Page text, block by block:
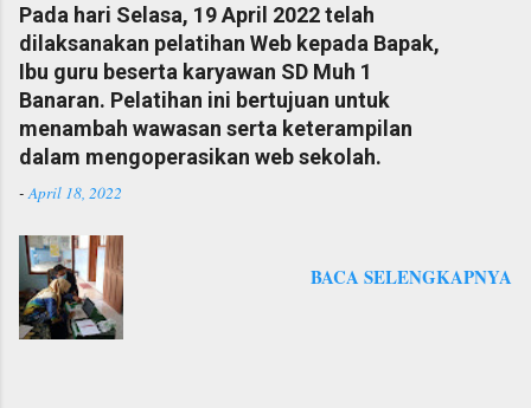
kegiatan syawalan. Kegiatan syawalan ini
dilaksanakan di halaman sekolah SD Muh 1
Banaran. Acara syawalan diawali dengan
melakukan pengibaran bendera merah putih oleh
siswi SD Muh 1 Banaran. Selanjutnya pemberian
sambutan oleh Bu Sistidjah, SPd.SD selaku
Setelah selesai mengucapkan ikrar, acara diakhiri
Pada hari Selasa, 19 April 2022 telah
dilaksanakan pelatihan Web kepada Bapak,
Ibu guru beserta karyawan SD Muh 1
Banaran. Pelatihan ini bertujuan untuk
menambah wawasan serta keterampilan
dalam mengoperasikan web sekolah.
- April 18, 2022
BACA SELENGKAPNYA